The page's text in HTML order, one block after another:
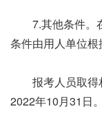
7.其他条件。
条件由用人单位根
报考人员取得
2022年10月31日。